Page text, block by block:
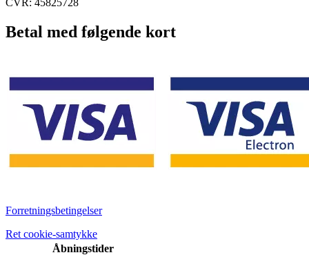
Betal med følgende kort
Forretningsbetingelser
Ret cookie-samtykke
Åbningstider